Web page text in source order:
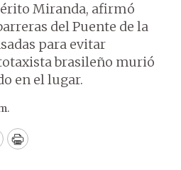
Miranda, afirmó
del Puente de la
para evitar
brasileño murió
en el lugar.
Print